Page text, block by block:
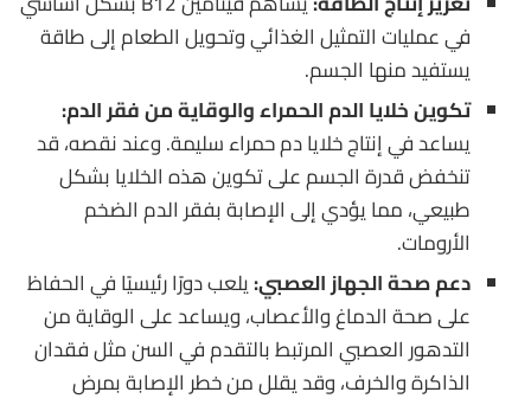
في عمليات التمثيل الغذائي وتحويل الطعام إلى طاقة
يستفيد منها الجسم.
تكوين خلايا الدم الحمراء والوقاية من فقر الدم:
يساعد في إنتاج خلايا دم حمراء سليمة. وعند نقصه، قد
تنخفض قدرة الجسم على تكوين هذه الخلايا بشكل
طبيعي، مما يؤدي إلى الإصابة بفقر الدم الضخم
الأرومات.
دعم صحة الجهاز العصبي:يلعب دورًا رئيسيًا في الحفاظ
على صحة الدماغ والأعصاب، ويساعد على الوقاية من
التدهور العصبي المرتبط بالتقدم في السن مثل فقدان
الذاكرة والخرف، وقد يقلل من خطر الإصابة بمرض